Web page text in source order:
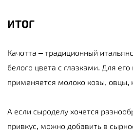
ИТОГ
Качотта – традиционный
белого цвета с глазками. Для его
применяется молоко козы, овцы,
А если сыроделу хочется
привкус, можно добавить в